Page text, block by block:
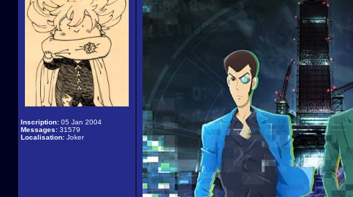
Inscription: 05 Jan 2004
Messages: 31579
Localisation: Joker